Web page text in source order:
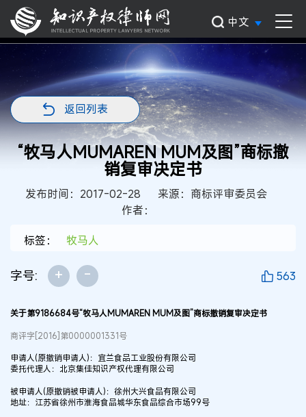
中文
返回列表
“牧马人MUMAREN MUM及图”商标撤
销复审决定书
发布时间：2017-02-28
来源：商标评审委员会
作者：
标签：
牧马人
字号: + - 563
关于第9186684号“牧马人MUMAREN MUM及图”商标撤销复审决定书
商评字[2016]第0000001331号
申请人(原撤销申请人)：宜兰食品工业股份有限公司
委托代理人：北京集佳知识产权代理有限公司
被申请人(原撤销被申请人)：徐州大兴食品有限公司
地址：江苏省徐州市淮海食品城华东食品综合市场99号